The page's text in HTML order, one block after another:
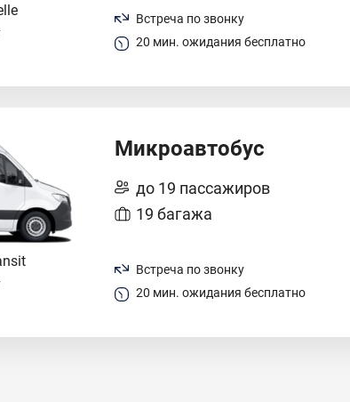
Встреча по звонку
20 мин. ожидания бесплатно
Микроавтобус
до 19 пассажиров
19 багажа
Встреча по звонку
20 мин. ожидания бесплатно